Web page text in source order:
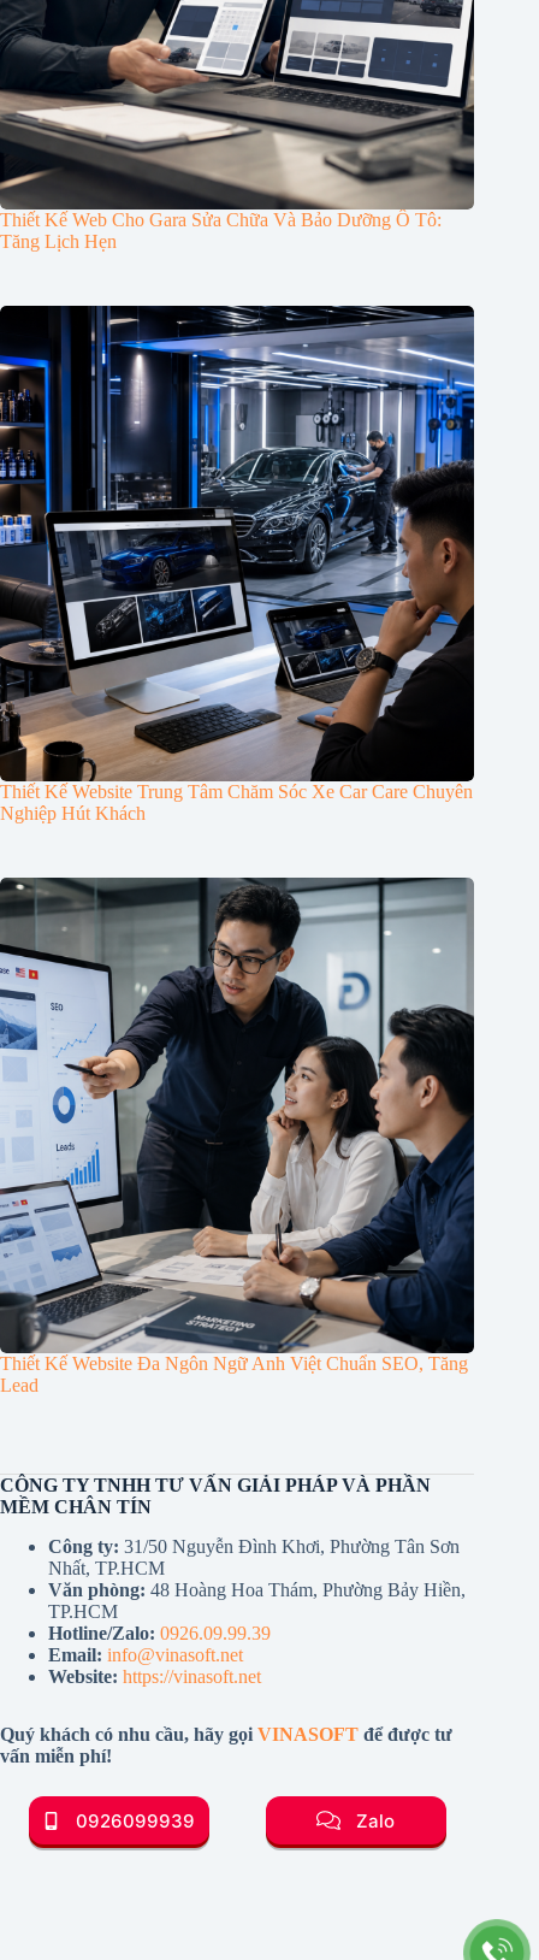
Thiết Kế Web Cho Gara Sửa Chữa Và Bảo Dưỡng Ô Tô:
Tăng Lịch Hẹn
Thiết Kế Website Trung Tâm Chăm Sóc Xe Car Care Chuyên
Nghiệp Hút Khách
Thiết Kế Website Đa Ngôn Ngữ Anh Việt Chuẩn SEO, Tăng
Lead
CÔNG TY TNHH TƯ VẤN GIẢI PHÁP VÀ PHẦN
MỀM CHÂN TÍN
Công ty: 31/50 Nguyễn Đình Khơi, Phường Tân Sơn
Nhất, TP.HCM
Văn phòng: 48 Hoàng Hoa Thám, Phường Bảy Hiền,
TP.HCM
Hotline/Zalo: 0926.09.99.39
Email: info@vinasoft.net
Website: https://vinasoft.net
Quý khách có nhu cầu, hãy gọi VINASOFT để được tư
vấn miễn phí!
0926099939 Zalo